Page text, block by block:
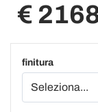
€
finitura